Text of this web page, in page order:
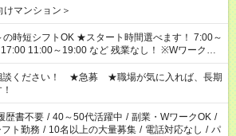
けマンション＞
★スタート時間選べます！ 7:00～
11:00～19:00 など 残業なし！ ※Wワークの
事と合わせ週40時間超の就業はご案内できませ
き、週20時間以上勤務は社会保険への加入対象
働者派遣法（日雇い派遣の原則禁止）により、
の就業はご案内が難しい場合があります
談ください！ ★急募 ★職場が気に入れば、長期
歴書不要 / 40～50代活躍中 / 副業・WワークOK /
フト勤務 / 10名以上の大量募集 / 電話対応なし / パ